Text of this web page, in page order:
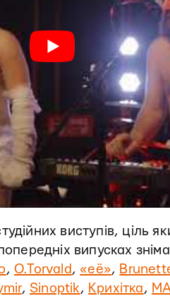
виступів, ціль
випусках
,O.Torvald ,«её»,
, Sinoptik , Крихітка ,